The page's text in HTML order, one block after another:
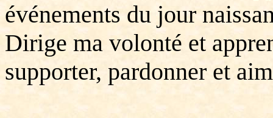
événements du jour
Dirige ma volonté et
supporter, pardonner et